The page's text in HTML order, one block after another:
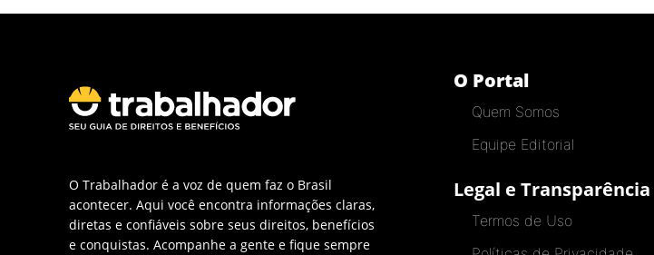
O Trabalhador é a voz de quem faz o Brasil
acontecer. Aqui você encontra informações claras,
diretas e confiáveis sobre seus direitos, benefícios
e conquistas. Acompanhe a gente e fique sempre
O Portal
Quem Somos
Equipe Editorial
Legal e Transparência
Termos de Uso